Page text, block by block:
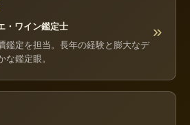
・ワイン鑑定士
鑑定を担当。長年の経験と膨大なデ
な鑑定眼。
»